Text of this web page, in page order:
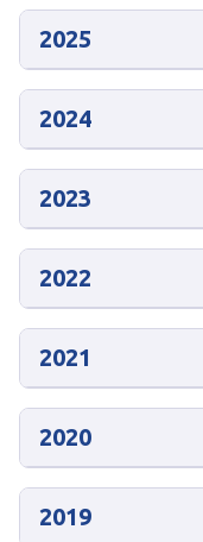
2025
2024
2023
2022
2021
2020
2019